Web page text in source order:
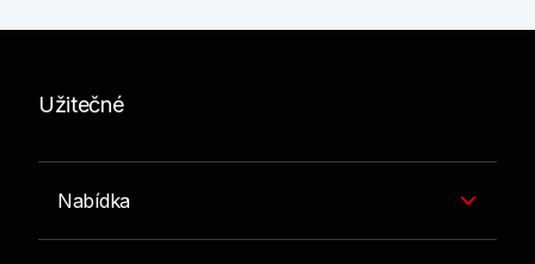
Účty pro firmy
Užitečné
Nabídka